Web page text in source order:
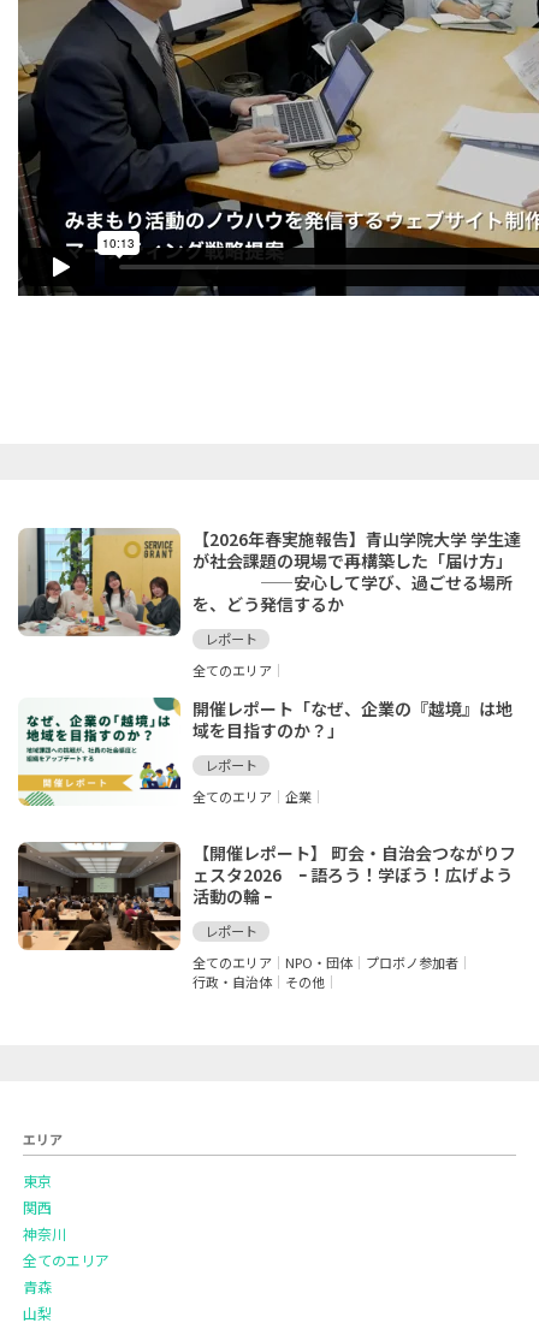
【2026年春実施報告】青山学院大学 学生達
が社会課題の現場で再構築した「届け方」
——安心して学び、過ごせる場所
を、どう発信するか
レポート
全てのエリア
開催レポート「なぜ、企業の『越境』は地
域を目指すのか？」
レポート
全てのエリア
企業
【開催レポート】 町会・自治会つながりフ
ェスタ2026 ｰ 語ろう！学ぼう！広げよう
活動の輪 ｰ
レポート
全てのエリア
NPO・団体
プロボノ参加者
行政・自治体
その他
エリア
東京
関西
神奈川
全てのエリア
青森
山梨